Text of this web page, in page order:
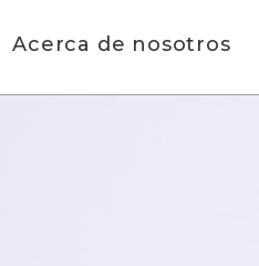
Acerca de nosotros